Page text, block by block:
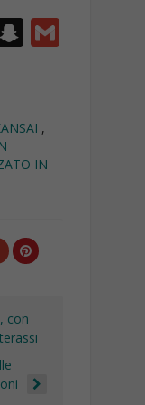
S
p
h
G
,
IN
con